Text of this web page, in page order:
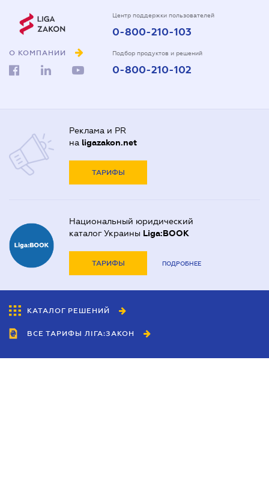
О КОМПАНИИ
Центр поддержки пользователей
0-800-210-103
Подбор продуктов и решений
0-800-210-102
Реклама и PR
на ligazakon.net
ТАРИФЫ
Национальный юридический
каталог Украины Liga:BOOK
ТАРИФЫ ПОДРОБНЕЕ
КАТАЛОГ РЕШЕНИЙ
ВСЕ ТАРИФЫ ЛІГА:ЗАКОН